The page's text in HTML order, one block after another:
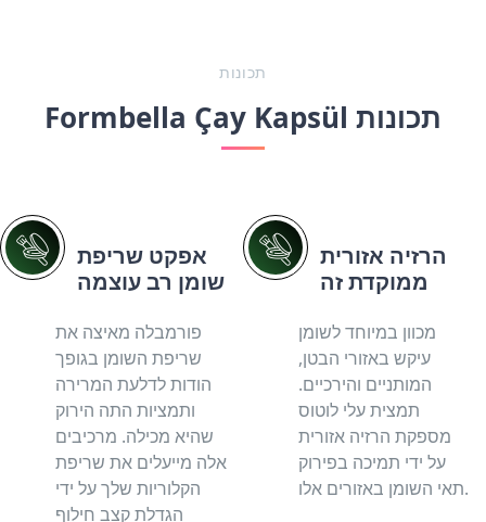
תכונות
Formbella Çay Kapsül תכונות
אפקט שריפת
שומן רב עוצמה
פורמבלה מאיצה את
שריפת השומן בגופך
הודות לדלעת המרירה
ותמציות התה הירוק
שהיא מכילה. מרכיבים
אלה מייעלים את שריפת
הקלוריות שלך על ידי
הגדלת קצב חילוף
הרזיה אזורית
ממוקדת זה
מכוון במיוחד לשומן
עיקש באזורי הבטן,
המותניים והירכיים.
תמצית עלי לוטוס
מספקת הרזיה אזורית
על ידי תמיכה בפירוק
תאי השומן באזורים אלו.